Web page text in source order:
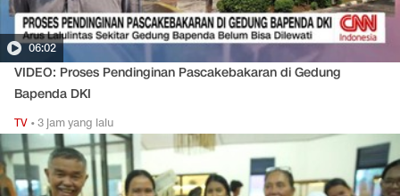
06:02
VIDEO: Proses Pendinginan Pascakebakaran di Gedung
Bapenda DKI
TV •3 jam yang lalu